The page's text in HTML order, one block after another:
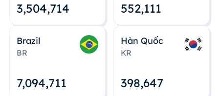
3,504,715 552,112
Brazil
BR
7,094,712
Hàn Quốc
KR
398,648